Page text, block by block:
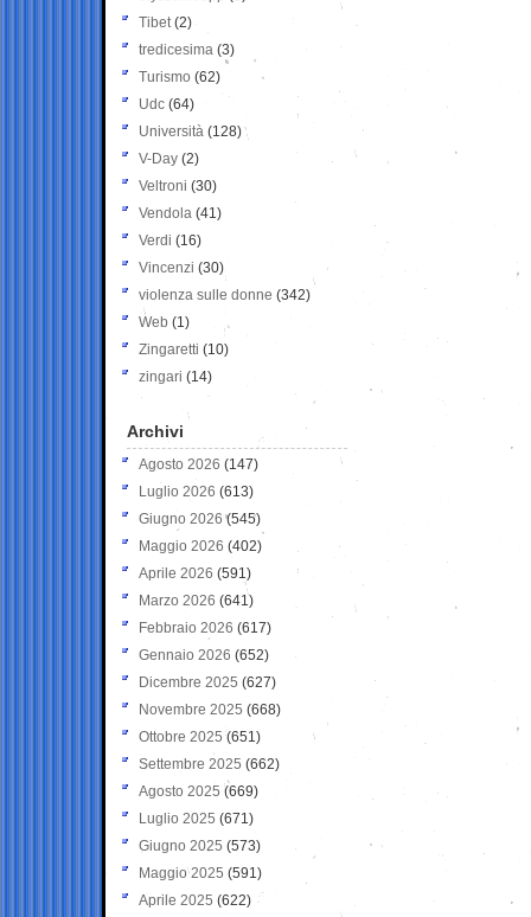
Tibet(2)
tredicesima (3)
Turismo (62)
Udc (64)
Università (128)
V-Day (2)
Veltroni (30)
Vendola (41)
Verdi (16)
Vincenzi (30)
violenza sulle donne (342)
Web (1)
Zingaretti (10)
zingari (14)
Archivi
Agosto 2026 (147)
Luglio 2026 (613)
Giugno 2026 (545)
Maggio 2026 (402)
Aprile 2026 (591)
Marzo 2026 (641)
Febbraio 2026 (617)
Gennaio 2026 (652)
Dicembre 2025 (627)
Novembre 2025 (668)
Ottobre 2025 (651)
Settembre 2025 (662)
Agosto 2025 (669)
Luglio 2025 (671)
Giugno 2025 (573)
Maggio 2025 (591)
Aprile 2025 (622)